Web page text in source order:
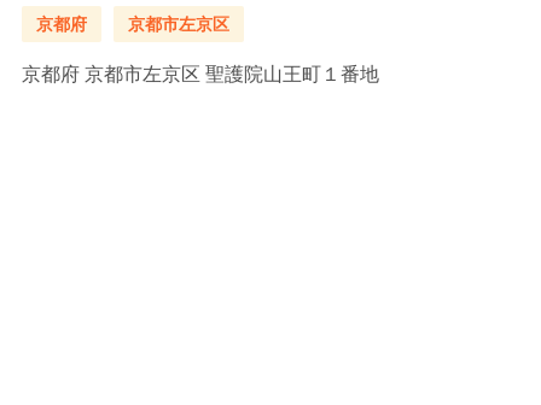
京都府 京都市左京区
京都府 京都市左京区 聖護院山王町１番地